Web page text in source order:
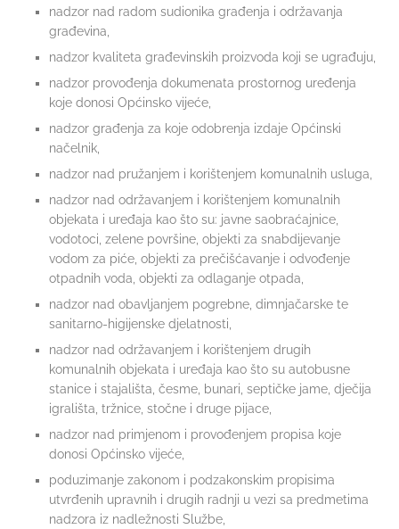
nadzor nad radom sudionika građenja i održavanja
građevina,
nadzor kvaliteta građevinskih proizvoda koji se ugrađuju,
nadzor provođenja dokumenata prostornog uređenja
koje donosi Općinsko vijeće,
nadzor građenja za koje odobrenja izdaje Općinski
načelnik,
nadzor nad pružanjem i korištenjem komunalnih usluga,
nadzor nad održavanjem i korištenjem komunalnih
objekata i uređaja kao što su: javne saobraćajnice,
vodotoci, zelene površine, objekti za snabdijevanje
vodom za piće, objekti za prečišćavanje i odvođenje
otpadnih voda, objekti za odlaganje otpada,
nadzor nad obavljanjem pogrebne, dimnjačarske te
sanitarno-higijenske djelatnosti,
nadzor nad održavanjem i korištenjem drugih
komunalnih objekata i uređaja kao što su autobusne
stanice i stajališta, česme, bunari, septičke jame, dječija
igrališta, tržnice, stočne i druge pijace,
nadzor nad primjenom i provođenjem propisa koje
donosi Općinsko vijeće,
poduzimanje zakonom i podzakonskim propisima
utvrđenih upravnih i drugih radnji u vezi sa predmetima
nadzora iz nadležnosti Službe,